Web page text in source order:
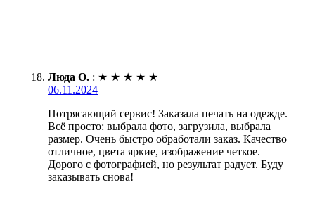
Люда О. : ★ ★ ★ ★ ★
06.11.2024
Потрясающий сервис! Заказала печать на одежде.
Всё просто: выбрала фото, загрузила, выбрала
размер. Очень быстро обработали заказ. Качество
отличное, цвета яркие, изображение четкое.
Дорого с фотографией, но результат радует. Буду
заказывать снова!